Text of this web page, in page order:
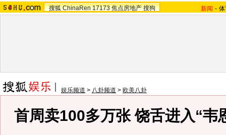
搜狐 ChinaRen 17173 焦点房地产 搜狗 新闻 -
娱乐频道 > 八卦频道 > 欧美八卦
首周卖100多万张 饶舌进入“韦